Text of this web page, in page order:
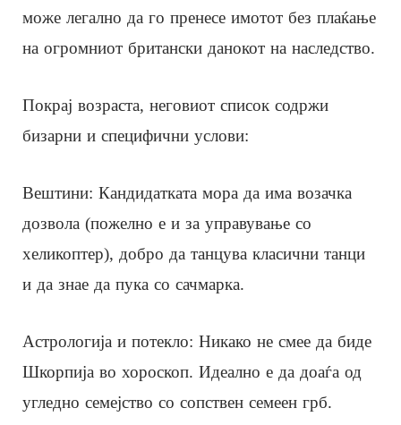
може легално да го пренесе имотот без плаќање
на огромниот британски данокот на наследство.
Покрај возраста, неговиот список содржи
бизарни и специфични услови:
Вештини: Кандидатката мора да има возачка
дозвола (пожелно е и за управување со
хеликоптер), добро да танцува класични танци
и да знае да пука со сачмарка.
Астрологија и потекло: Никако не смее да биде
Шкорпија во хороскоп. Идеално е да доаѓа од
угледно семејство со сопствен семеен грб.